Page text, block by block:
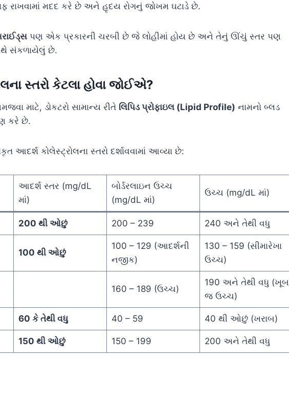
મદદ કરે છે અને હૃદય રોગનું જોખમ ઘટાડે છે.
પણ એક પ્રકારની ચરબી છે જે લોહીમાં હોય છે અને તેનું ઊંચું સ્તર પણ
સંકળાયેલું છે.
સ્તરો કેટલા હોવા જોઈએ?
માટે, ડોકટરો સામાન્ય રીતે લિપિડ પ્રોફાઇલ (Lipid Profile) નામનો બ્લડ
કરે છે.
આદર્શ કોલેસ્ટ્રોલના સ્તરો દર્શાવવામાં આવ્યા છે:
આદર્શ સ્તર (mg/dL
માં)
બોર્ડરલાઇન ઉચ્ચ
(mg/dL માં)
ઉચ્ચ (mg/dL માં)
200 થી ઓછું 200 – 239 240 અને તેથી વધુ
100 થી ઓછું
100 – 129 (આદર્શની
નજીક)
130 – 159 (સીમારેખા
ઉચ્ચ)
160 – 189 (ઉચ્ચ)
190 અને તેથી વધુ (ખૂબ
જ ઉચ્ચ)
60 કે તેથી વધુ 40 – 59 40 થી ઓછું (ખરાબ)
150 થી ઓછું 150 – 199 200 અને તેથી વધુ